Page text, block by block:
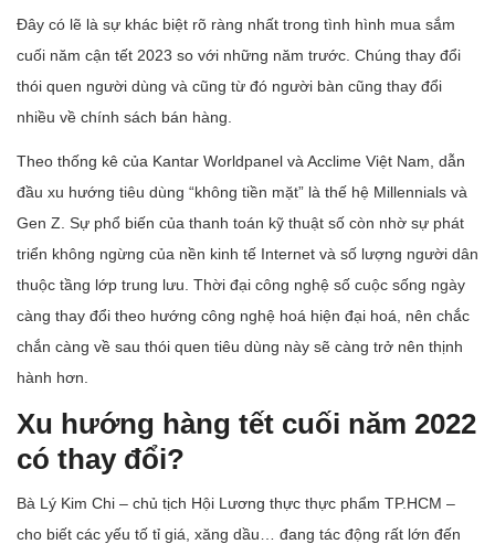
Đây có lẽ là sự khác biệt rõ ràng nhất trong tình hình mua sắm
cuối năm cận tết 2023 so với những năm trước. Chúng thay đổi
thói quen người dùng và cũng từ đó người bàn cũng thay đổi
nhiều về chính sách bán hàng.
Theo thống kê của Kantar Worldpanel và Acclime Việt Nam, dẫn
đầu xu hướng tiêu dùng “không tiền mặt” là thế hệ Millennials và
Gen Z. Sự phổ biến của thanh toán kỹ thuật số còn nhờ sự phát
triển không ngừng của nền kinh tế Internet và số lượng người dân
thuộc tầng lớp trung lưu. Thời đại công nghệ số cuộc sống ngày
càng thay đổi theo hướng công nghệ hoá hiện đại hoá, nên chắc
chắn càng về sau thói quen tiêu dùng này sẽ càng trở nên thịnh
hành hơn.
Xu hướng hàng tết cuối năm 2022
có thay đổi?
Bà Lý Kim Chi – chủ tịch Hội Lương thực thực phẩm TP.HCM –
cho biết các yếu tố tỉ giá, xăng dầu… đang tác động rất lớn đến